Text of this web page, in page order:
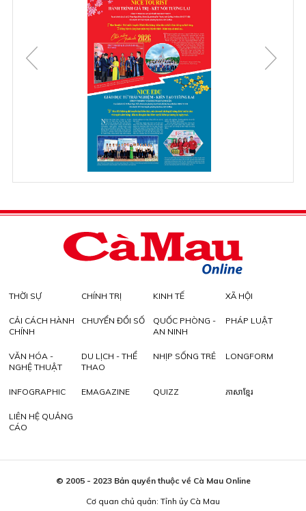
THỜI SỰ CHÍNH TRỊ KINH TẾ XÃ HỘI
CẢI CÁCH HÀNH
CHÍNH
CHUYỂN ĐỔI SỐ
QUỐC PHÒNG -
AN NINH
PHÁP LUẬT
VĂN HÓA -
NGHỆ THUẬT
DU LỊCH - THỂ
THAO
NHỊP SỐNG TRẺ LONGFORM
INFOGRAPHIC EMAGAZINE QUIZZ ភាសាខ្មែរ
LIÊN HỆ QUẢNG
CÁO
© 2005 - 2023 Bản quyền thuộc về Cà Mau Online
Cơ quan chủ quản: Tỉnh ủy Cà Mau